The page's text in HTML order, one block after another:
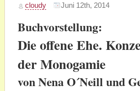
cloudy Juni 12th, 2014
Buchvorstellung:
Die offene Ehe.
der Monogamie
von Nena O´Neill und